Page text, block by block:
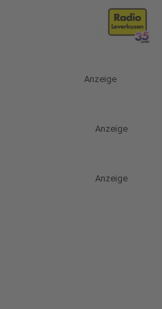
Anzeige
Anzeige
Anzeige